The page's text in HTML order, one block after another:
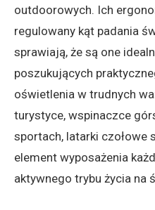
outdoorowych. Ich
regulowany kąt padania
sprawiają, że są one
poszukujących
oświetlenia w trudnych
turystyce, wspinaczce
sportach, latarki czołowe
element wyposażenia
aktywnego trybu życia na